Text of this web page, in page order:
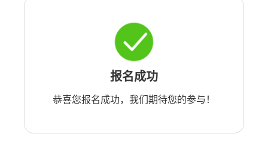
报名成功
恭喜您报名成功，我们期待您的参与！